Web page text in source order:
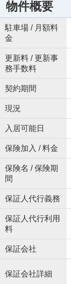
物件概要
駐車場 / 月額料
金
更新料 / 更新事
務手数料
契約期間
現況
入居可能日
保険加入 / 料金
保険名 / 保険期
間
保証人代行義務
保証人代行利用
料
保証会社
保証会社詳細